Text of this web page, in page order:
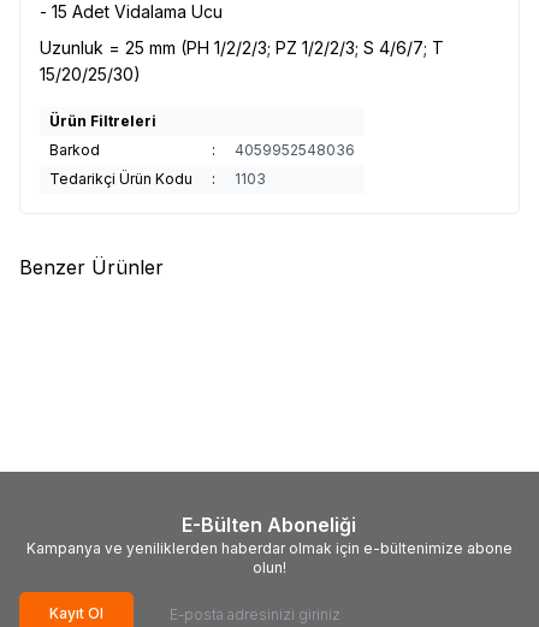
- 15 Adet Vidalama Ucu
Uzunluk = 25 mm (PH 1/2/2/3; PZ 1/2/2/3; S 4/6/7; T
15/20/25/30)
Ürün Filtreleri
Barkod
:
4059952548036
Tedarikçi Ürün Kodu
: 1103
Benzer Ürünler
E-Bülten Aboneliği
Kampanya ve yeniliklerden haberdar olmak için e-bültenimize abone
olun!
Kayıt Ol